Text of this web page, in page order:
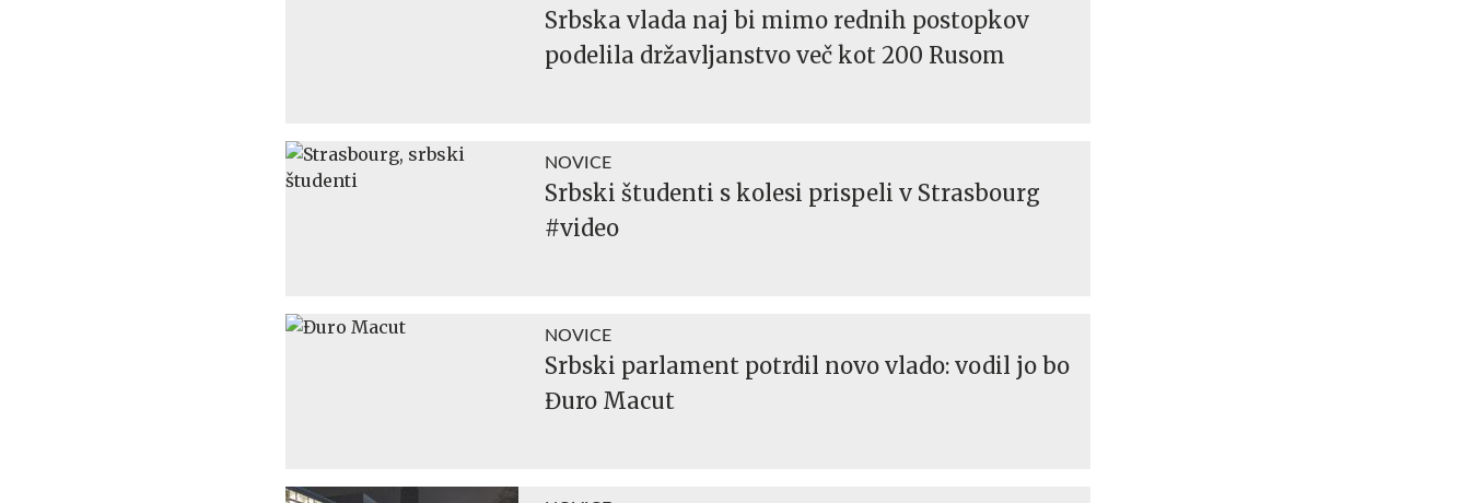
Srbska vlada naj bi mimo rednih postopkov
podelila državljanstvo več kot 200 Rusom
NOVICE
Srbski študenti s kolesi prispeli v Strasbourg
#video
NOVICE
Srbski parlament potrdil novo vlado: vodil jo bo
Đuro Macut